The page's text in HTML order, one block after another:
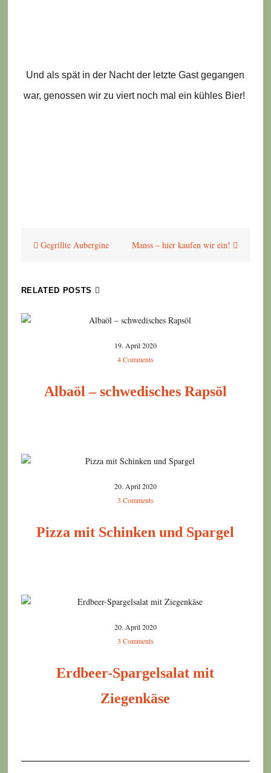
Und als spät in der Nacht der letzte Gast gegangen
war, genossen wir zu viert noch mal ein kühles Bier!
Gegrillte Aubergine Manss – hier kaufen wir ein!
RELATED POSTS
19. April 2020
4 Comments
Albaöl – schwedisches Rapsöl
20. April 2020
3 Comments
Pizza mit Schinken und Spargel
20. April 2020
3 Comments
Erdbeer-Spargelsalat mit
Ziegenkäse